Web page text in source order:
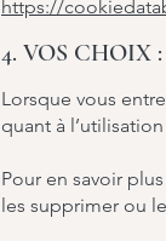
https://
4. VOS CHOIX :
Lorsque vous
quant à
Pour en savoir
les supprimer ou